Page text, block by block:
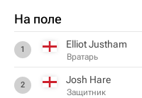
На поле
1 Elliot Justham
Вратарь
2 Josh Hare
Защитник